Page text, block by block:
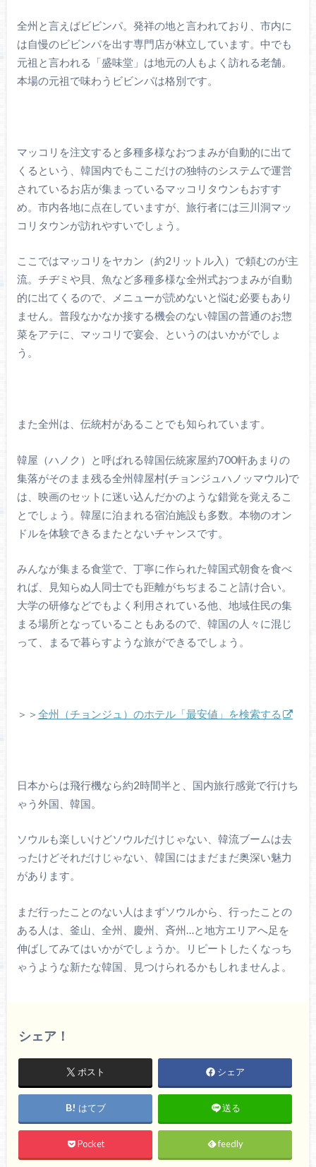
全州と言えばビビンパ。発祥の地と言われており、市内に
は自慢のビビンパを出す専門店が林立しています。中でも
元祖と言われる「盛味堂」は地元の人もよく訪れる老舗。
本場の元祖で味わうビビンパは格別です。
マッコリを注文すると多種多様なおつまみが自動的に出て
くるという、韓国内でもここだけの独特のシステムで運営
されているお店が集まっているマッコリタウンもおすす
め。市内各地に点在していますが、旅行者には三川洞マッ
コリタウンが訪れやすいでしょう。
ここではマッコリをヤカン（約2リットル入）で頼むのが主
流。チヂミや貝、魚など多種多様な全州式おつまみが自動
的に出てくるので、メニューが読めないと悩む必要もあり
ません。普段なかなか接する機会のない韓国の普通のお惣
菜をアテに、マッコリで宴会、というのはいかがでしょ
う。
また全州は、伝統村があることでも知られています。
韓屋（ハノク）と呼ばれる韓国伝統家屋約700軒あまりの
集落がそのまま残る全州韓屋村(チョンジュハノッマウル)で
は、映画のセットに迷い込んだかのような錯覚を覚えるこ
とでしょう。韓屋に泊まれる宿泊施設も多数。本物のオン
ドルを体験できるまたとないチャンスです。
みんなが集まる食堂で、丁寧に作られた韓国式朝食を食べ
れば、見知らぬ人同士でも距離がちぢまること請け合い。
大学の研修などでもよく利用されている他、地域住民の集
まる場所となっていることもあるので、韓国の人々に混じ
って、まるで暮らすような旅ができるでしょう。
＞＞ 全州（チョンジュ）のホテル「最安値」を検索する
日本からは飛行機なら約2時間半と、国内旅行感覚で行けち
ゃう外国、韓国。
ソウルも楽しいけどソウルだけじゃない、韓流ブームは去
ったけどそれだけじゃない、韓国にはまだまだ奥深い魅力
があります。
まだ行ったことのない人はまずソウルから、行ったことの
ある人は、釜山、全州、慶州、斉州…と地方エリアへ足を
伸ばしてみてはいかがでしょうか。リピートしたくなっち
ゃうような新たな韓国、見つけられるかもしれませんよ。
シェア！
ポスト シェア
はてブ 送る
Pocket feedly